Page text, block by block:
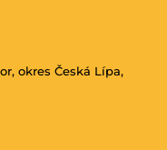
okres Česká Lípa,